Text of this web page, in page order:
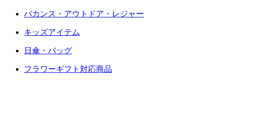
バカンス・アウトドア・レジャー
キッズアイテム
日傘・バッグ
フラワーギフト対応商品